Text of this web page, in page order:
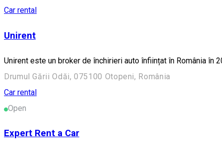
Car rental
Unirent
Unirent este un broker de închirieri auto înființat în România în
Drumul Gării Odăi, 075100 Otopeni, România
Car rental
Open
Expert Rent a Car